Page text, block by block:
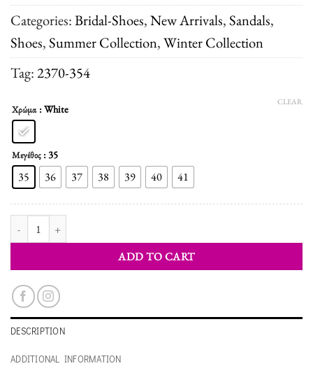
Categories:Bridal-Shoes,New Arrivals,Sandals,
Shoes,Summer Collection,Winter Collection
Tag:2370-354
Χρώμα : White
Μεγέθος : 35
35 36 37 38 39 40 41
CLEAR
ADD TO CART
DESCRIPTION
ADDITIONAL INFORMATION